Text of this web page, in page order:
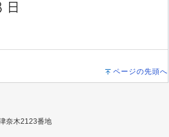
ページの先頭へ
奈木2123番地